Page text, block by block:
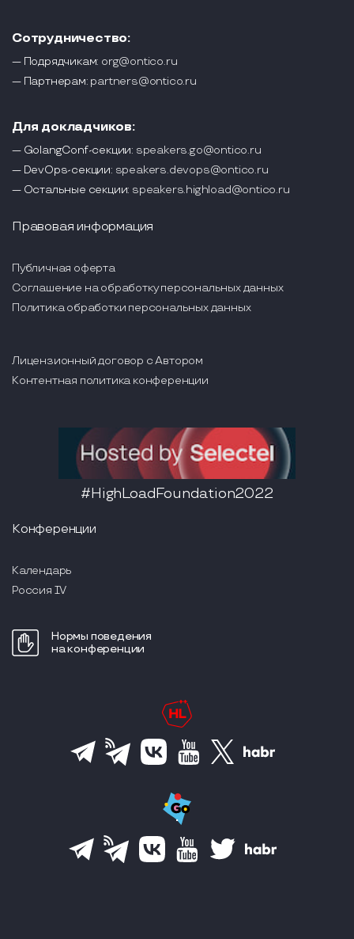
Сотрудничество:
— Подрядчикам: org@ontico.ru
— Партнерам: partners@ontico.ru
Для докладчиков:
— GolangConf-секции: speakers.go@ontico.ru
— DevOps-секции: speakers.devops@ontico.ru
— Остальные секции: speakers.highload@ontico.ru
Конференции
Календарь
Россия IV
Нормы поведения
на конференции
Правовая информация
Публичная оферта
Соглашение на обработку персональных данных
Политика обработки персональных данных
Лицензионный договор с Автором
Контентная политика конференции
#HighLoadFoundation2022